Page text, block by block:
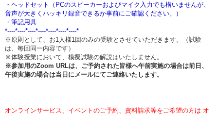
・ヘッドセット（PCのスピーカーおよびマイク入力でも構いませんが、
音声が大きくハッキリ録音できるか事前にご確認ください。）
・筆記用具
*----*----*----*----*----*----*----*
※原則として、お1人様1回のみの受験とさせていただきます。（試験
は、毎回同一内容です）
※体験授業において、模擬試験の解説はいたしません。
※参加用のZoom URLは、ご予約された皆様へ午前実施の場合は前日、
午後実施の場合は当日 にメールにてご連絡いたします。
オンラインサービス、イベントのご予約、資料請求等をご希望の方は オ